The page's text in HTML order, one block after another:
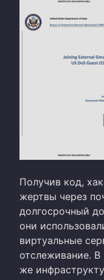
Получив код,
жертвы через
долгосрочный
они
виртуальные
отслеживание. В
же